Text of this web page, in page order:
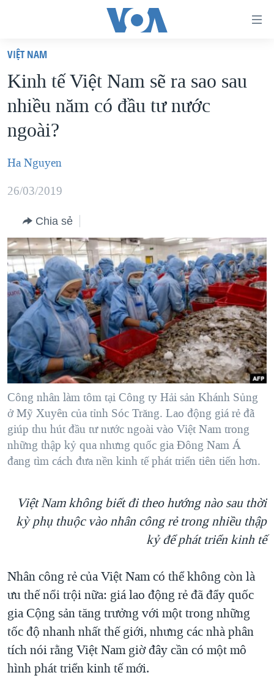
truy
cập
Tới
nội
dung
chính
điều
hướng
chính
Đi
tới
"Tìm"
VIỆT NAM
HOA KỲ
BIỂN ĐÔNG
THẾ GIỚI
DIỄN ĐÀN
MỤC
TỰ DO BÁO CHÍ
VẠCH TRẦN TIN GIẢ
NGƯỜI VIỆT HẢI NGOẠI
ĐỜI SỐNG
KINH TẾ
KHOA HỌC
SỨC KHOẺ
VĂN HOÁ
THỂ THAO
GIÁO DỤC
CHUYÊN ĐỀ
CHIẾN TRANH THƯƠNG MẠI CỦA MỸ: QUÁ KHỨ VÀ HIỆN
TẠI
HÀNH TRÌNH BẦU CỬ 2024
MỘT NĂM CHIẾN TRANH TẠI DẢI GAZA
GIẢI MÃ VÀNH ĐAI & CON ĐƯỜNG
NGÀY TỊ NẠN THẾ GIỚI
GROUND ZERO – XƯA VÀ NAY
CHI PHÍ CHIẾN TRANH AFGHANISTAN
CÁC GIÁ TRỊ CỘNG HÒA Ở VIỆT NAM
TRỊNH VĨNH BÌNH VS. CHÍNH PHỦ VIỆT NAM
NGƯ DÂN VIỆT VÀ LÀN SÓNG TRỘM HẢI SÂM
BÊN KIA QUỐC LỘ: TIẾNG VỌNG TỪ NÔNG THÔN MỸ
HỌC TIẾNG ANH
VIDEO
NGHE
MẠNG XÃ HỘI
Ngôn ngữ khác
VIỆT NAM
Kinh tế Việt Nam sẽ ra sao sau
nhiều năm có đầu tư nước
ngoài?
Ha Nguyen
26/03/2019
Chia sẻ
Công nhân làm tôm tại Công ty Hải sản Khánh Sủng
ở Mỹ Xuyên của tỉnh Sóc Trăng. Lao động giá rẻ đã
giúp thu hút đầu tư nước ngoài vào Việt Nam trong
những thập kỷ qua nhưng quốc gia Đông Nam Á
đang tìm cách đưa nền kinh tế phát triển tiên tiến hơn.
Việt Nam không biết đi theo hướng nào sau thời
kỳ phụ thuộc vào nhân công rẻ trong nhiều thập
kỷ để phát triển kinh tế
Nhân công rẻ của Việt Nam có thể không còn là
ưu thế nổi trội nữa: giá lao động rẻ đã đẩy quốc
gia Cộng sản tăng trưởng với một trong những
tốc độ nhanh nhất thế giới, nhưng các nhà phân
tích nói rằng Việt Nam giờ đây cần có một mô
hình phát triển kinh tế mới.